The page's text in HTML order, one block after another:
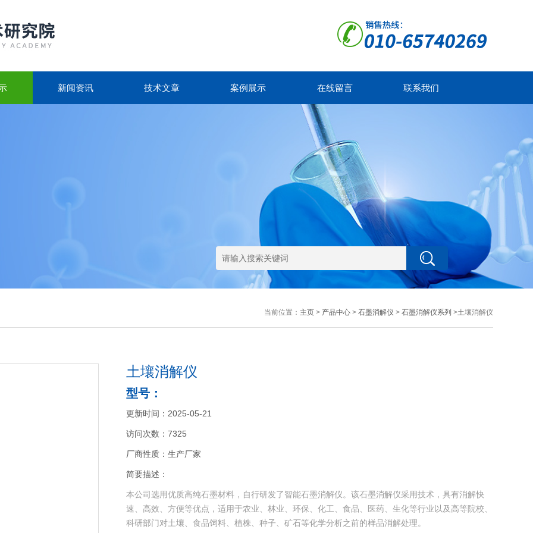
新闻资讯 技术文章 案例展示 在线留言 联系我们
当前位置： 主页> 产品中心> 石墨消解仪 > 石墨消解仪系列 >土壤消解仪
土壤消解仪
型号：
更新时间：2025-05-21
访问次数：7325
厂商性质：生产厂家
简要描述：
本公司选用优质高纯石墨材料，自行研发了智能石墨消解仪。该石墨消解仪采用技术，具有消解快
速、高效、方便等优点，适用于农业、林业、环保、化工、食品、医药、生化等行业以及高等院校、
科研部门对土壤、食品饲料、植株、种子、矿石等化学分析之前的样品消解处理。